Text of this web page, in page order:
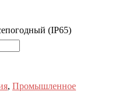
(IP65)
, Промышленное